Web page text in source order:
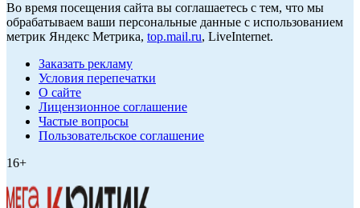
Во время посещения сайта вы соглашаетесь с тем, что мы
обрабатываем ваши персональные данные с использованием
метрик Яндекс Метрика, top.mail.ru, LiveInternet.
Заказать рекламу
Условия перепечатки
О сайте
Лицензионное соглашение
Частые вопросы
Пользовательское соглашение
16+